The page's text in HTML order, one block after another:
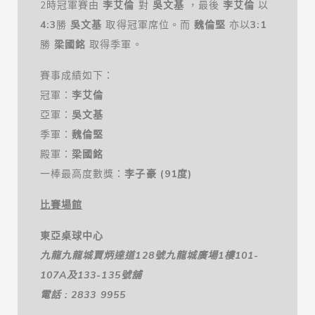
2時冠軍賽由李艾倫 對 吳文基 ，最後李艾倫 以
4:3勝吳文基 取得冠軍席位。而 魏倫堅 亦以3: 1
勝梁國銘 取得季軍。
賽事成績如下：
冠軍：李艾倫
亞軍：吳文基
季軍：魏倫堅
殿軍：梁國銘
一棒最高度數獎：李子豪 (91度)
比賽場館
東亞桌球中心
九龍九龍城賈炳達道128號九龍城廣場1樓101-
107A及133-135號舖
電話: 2833 9955